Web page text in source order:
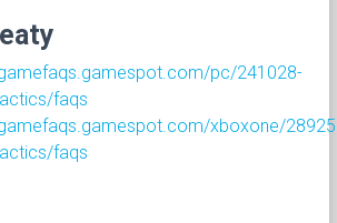
pc/241028-
faqs
xboxone/
faqs